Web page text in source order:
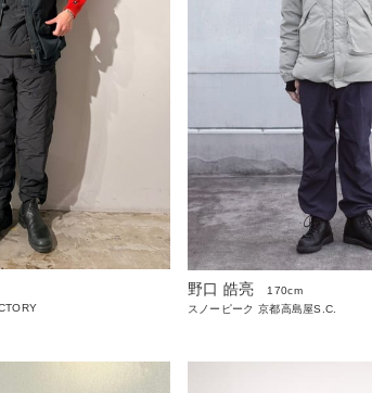
野口 皓亮
170cm
スノーピーク 京都高島屋S.C.